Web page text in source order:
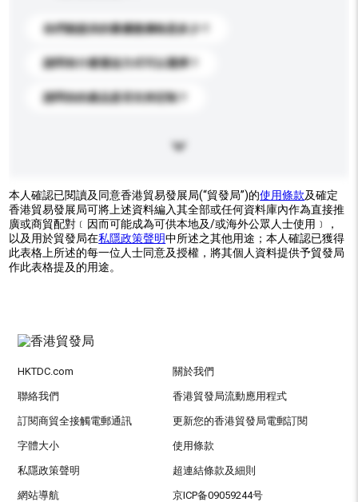
你們能提供的最優惠價格是多少？
請問有什麼運送方式可以選擇？
請問你的產品是否支持定制？
本人確認已閱讀及同意香港貿易發展局(“貿發局”)的使用條款及確定
香港貿易發展局可將上述資料編入其全部或任何資料庫內作為直接推
廣或商貿配對﹝因而可能成為可供本地及/或海外公眾人士使用﹞，
以及用於貿發局在私隱政策聲明中所述之其他用途；本人確認已獲得
此表格上所述的每一位人士同意及授權，將其個人資料提供予貿發局
作此表格提及的用途。
HKTDC.com 關於我們
聯絡我們 香港貿發局流動應用程式
訂閱商貿全接觸電郵通訊 更新您的香港貿發局電郵訂閱
字體大小 使用條款
私隱政策聲明 超連結條款及細則
網站導航 京ICP备09059244号